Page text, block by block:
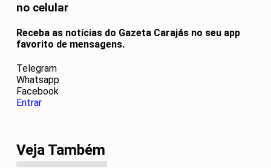
no celular
Receba as notícias do Gazeta Carajás no seu app
favorito de mensagens.
Telegram
Whatsapp
Facebook
Entrar
Veja Também